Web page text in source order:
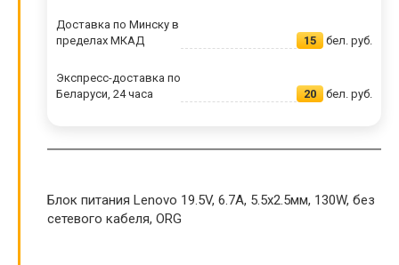
Доставка по Минску в
пределах МКАД
15 бел. руб.
Экспресс-доставка по
Беларуси, 24 часа
20 бел. руб.
Блок питания Lenovo 19.5V, 6.7A, 5.5x2.5мм, 130W, без
сетевого кабеля, ORG